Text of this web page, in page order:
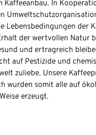
Kaffeeanbau. In
Lebensbedingungen der
der wertvollen Natur
und ertragreich
auf Pestizide und
zuliebe. Unsere
wurden somit alle auf
erzeugt.